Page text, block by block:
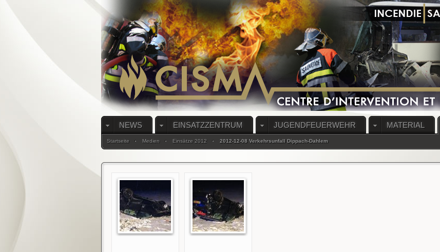
NEWS EINSATZZENTRUM JUGENDFEUERWEHR MATERIAL
Startseite Medien Einsätze 2012 2012-12-08 Verkehrsunfall Dippach-Dahlem